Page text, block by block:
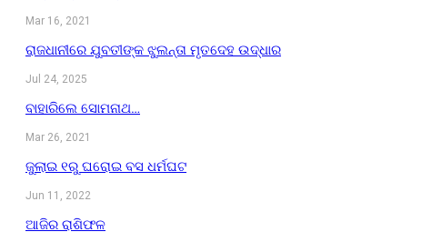
Mar 16, 2021
ରାଜଧାନୀରେ ଯୁବତୀଙ୍କ ଝୁଲନ୍ତା ମୃତଦେହ ଉଦ୍ଧାର
Jul 24, 2025
ବାହାରିଲେ ସୋମନାଥ…
Mar 26, 2021
ଜୁଲାଇ ୧ରୁ ଘରୋଇ ବସ ଧର୍ମଘଟ
Jun 11, 2022
ଆଜିର ରାଶିଫଳ